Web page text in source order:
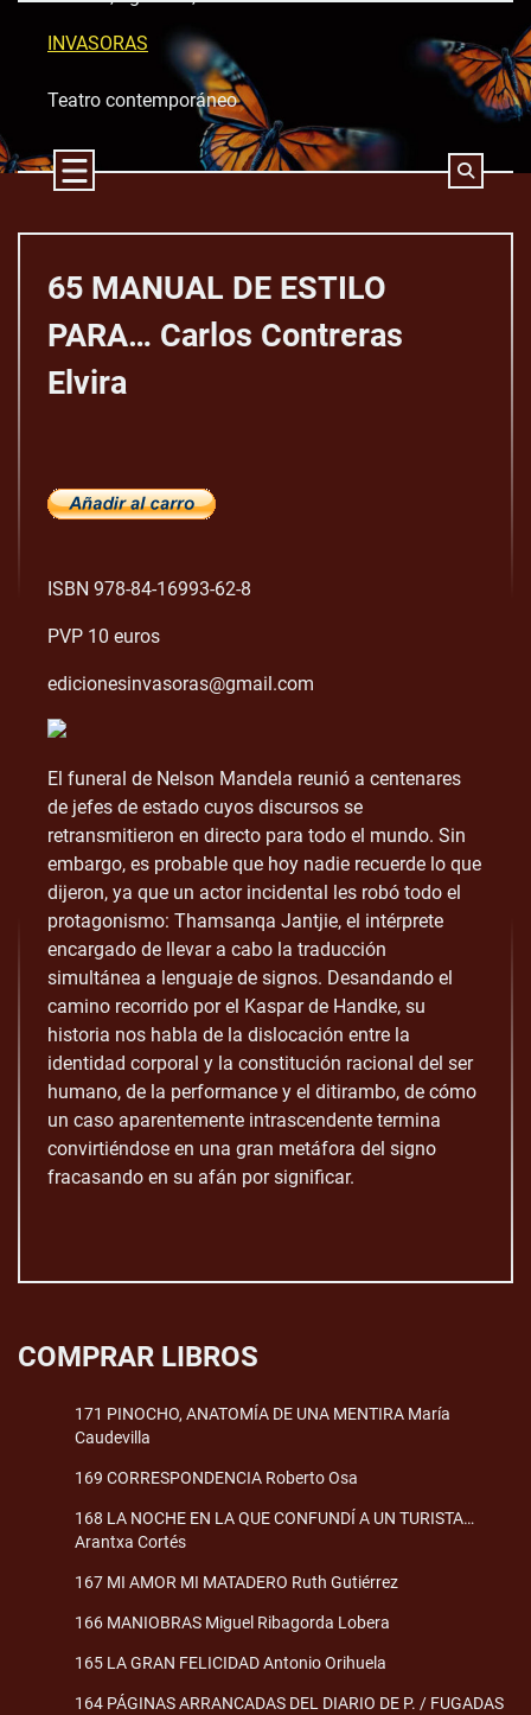
INVASORAS
Teatro contemporáneo
65 MANUAL DE ESTILO
PARA… Carlos Contreras
Elvira
ISBN 978-84-16993-62-8
PVP 10 euros
edicionesinvasoras@gmail.com
El funeral de Nelson Mandela reunió a centenares
de jefes de estado cuyos discursos se
retransmitieron en directo para todo el mundo. Sin
embargo, es probable que hoy nadie recuerde lo que
dijeron, ya que un actor incidental les robó todo el
protagonismo: Thamsanqa Jantjie, el intérprete
encargado de llevar a cabo la traducción
simultánea a lenguaje de signos. Desandando el
camino recorrido por el Kaspar de Handke, su
historia nos habla de la dislocación entre la
identidad corporal y la constitución racional del ser
humano, de la performance y el ditirambo, de cómo
un caso aparentemente intrascendente termina
convirtiéndose en una gran metáfora del signo
fracasando en su afán por significar.
COMPRAR LIBROS
171 PINOCHO, ANATOMÍA DE UNA MENTIRA María
Caudevilla
169 CORRESPONDENCIA Roberto Osa
168 LA NOCHE EN LA QUE CONFUNDÍ A UN TURISTA…
Arantxa Cortés
167 MI AMOR MI MATADERO Ruth Gutiérrez
166 MANIOBRAS Miguel Ribagorda Lobera
165 LA GRAN FELICIDAD Antonio Orihuela
164 PÁGINAS ARRANCADAS DEL DIARIO DE P. / FUGADAS